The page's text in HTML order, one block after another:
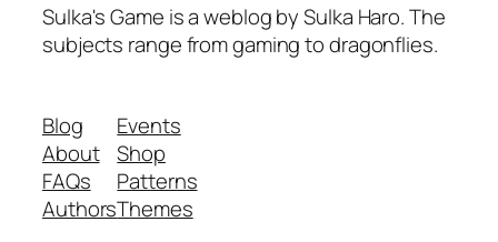
Sulka's Game is a weblog by Sulka Haro. The
subjects range from gaming to dragonflies.
Blog
About
FAQs
Authors
Events
Shop
Patterns
Themes